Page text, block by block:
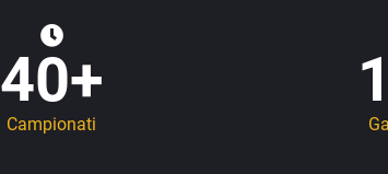
40+
Campionati